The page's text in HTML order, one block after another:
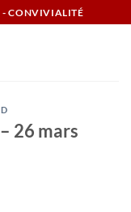
- CONVIVIALITÉ
26 mars